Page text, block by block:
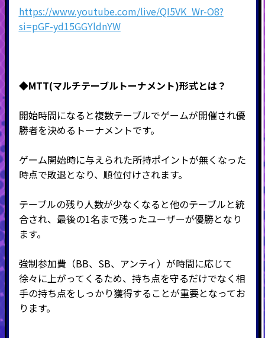
https://www.youtube.com/live/QI5VK_Wr-O8?
si=pGF-yd15GGYldnYW
◆MTT(マルチテーブルトーナメント)形式とは？
開始時間になると複数テーブルでゲームが開催され優
勝者を決めるトーナメントです。
ゲーム開始時に与えられた所持ポイントが無くなった
時点で敗退となり、順位付けされます。
テーブルの残り人数が少なくなると他のテーブルと統
合され、最後の1名まで残ったユーザーが優勝となり
ます。
強制参加費（BB、SB、アンティ）が時間に応じて
徐々に上がってくるため、持ち点を守るだけでなく相
手の持ち点をしっかり獲得することが重要となってお
ります。